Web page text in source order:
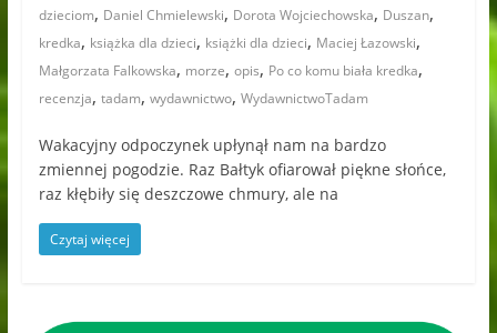
dzieciom, Daniel Chmielewski, Dorota Wojciechowska, Duszan,
kredka, książka dla dzieci, książki dla dzieci, Maciej Łazowski,
Małgorzata Falkowska, morze, opis, Po co komu biała kredka,
recenzja, tadam, wydawnictwo, WydawnictwoTadam
Wakacyjny odpoczynek upłynął nam na bardzo
zmiennej pogodzie. Raz Bałtyk ofiarował piękne słońce,
raz kłębiły się deszczowe chmury, ale na
Czytaj więcej